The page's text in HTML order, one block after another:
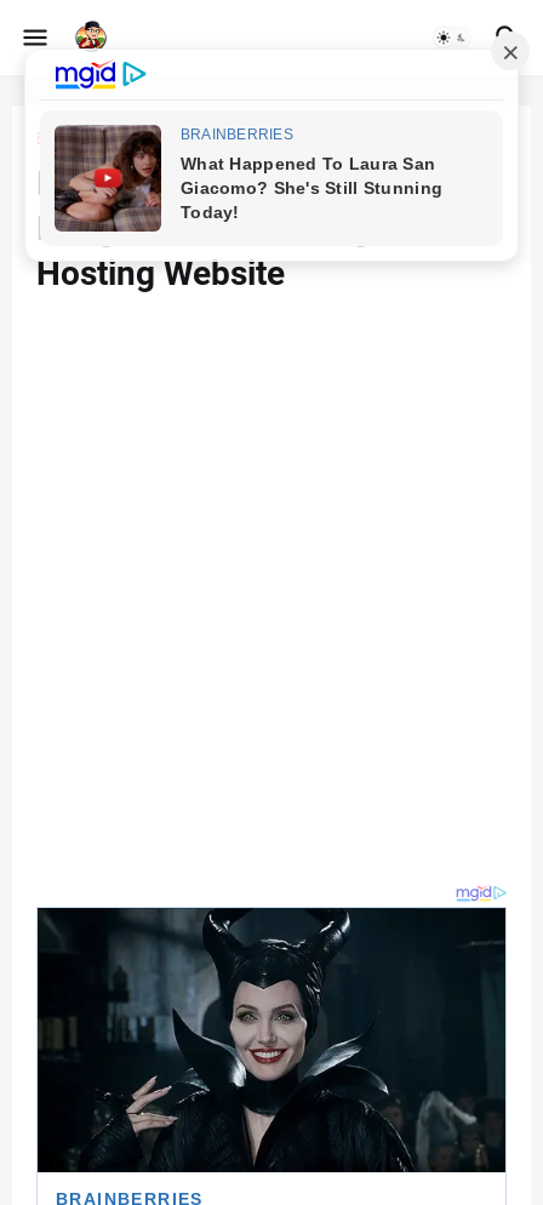
Beranda Teknologi
Harga Hosting Website,
Bongkar Kisaran Harga
Hosting Website